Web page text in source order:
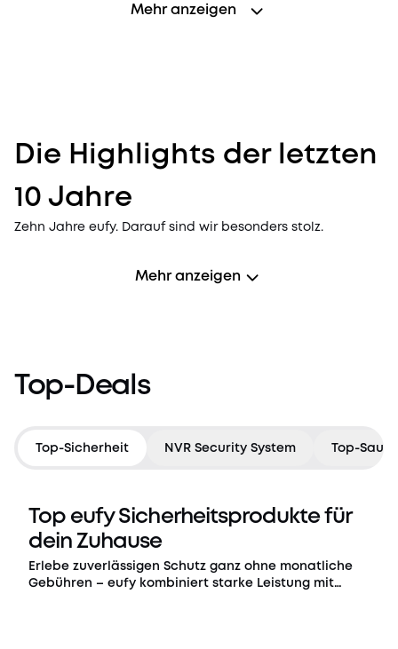
Mehr anzeigen
Die Highlights der letzten
10 Jahre
Zehn Jahre eufy. Darauf sind wir besonders stolz.
Mehr anzeigen
Top-Deals
Top-Sicherheit NVR Security System Top-
Top eufy Sicherheitsprodukte für
dein Zuhause
Erlebe zuverlässigen Schutz ganz ohne monatliche
Gebühren – eufy kombiniert starke Leistung mit